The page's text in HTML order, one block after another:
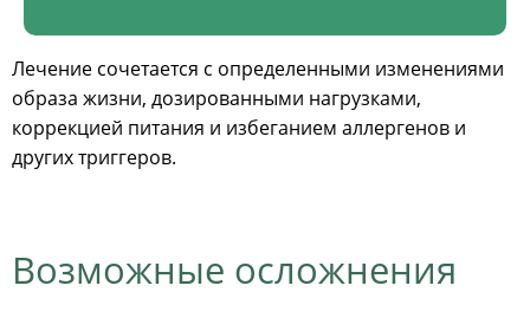
Лечение сочетается с определенными изменениями
образа жизни, дозированными нагрузками,
коррекцией питания и избеганием аллергенов и
других триггеров.
Возможные осложнения